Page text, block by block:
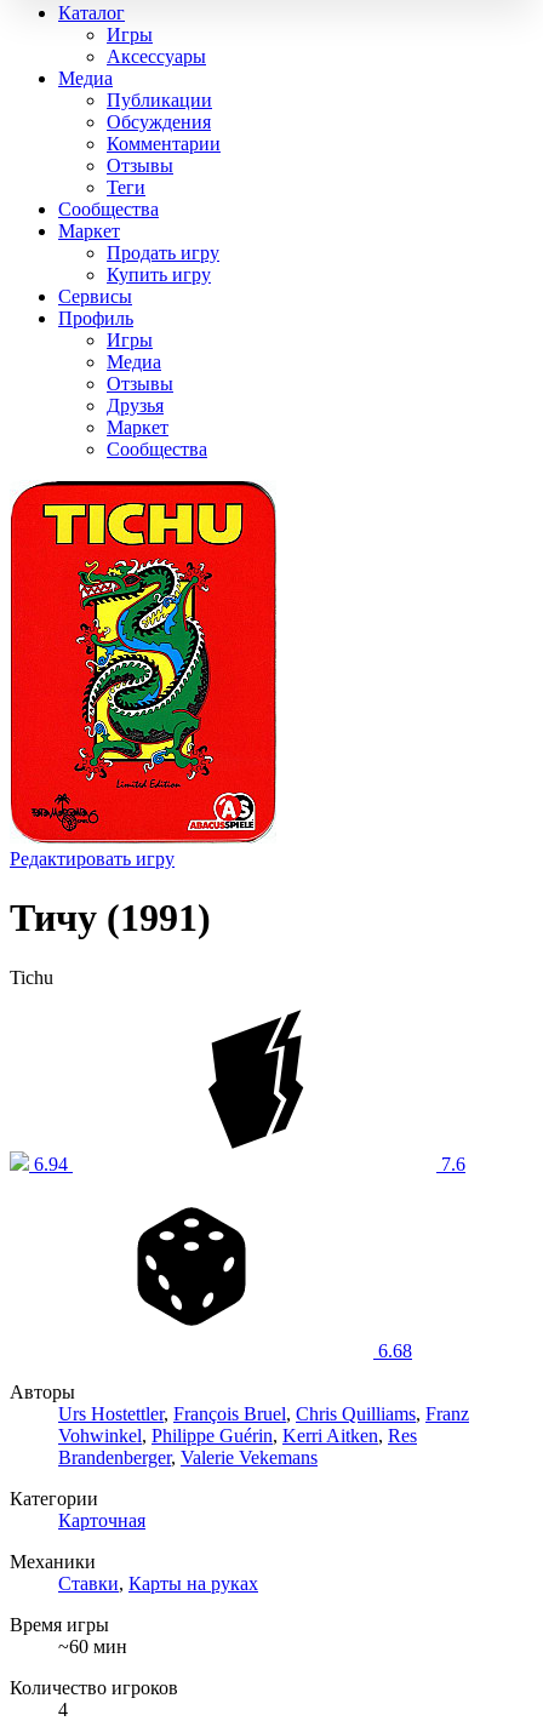
Каталог
Игры
Аксессуары
Медиа
Публикации
Обсуждения
Комментарии
Отзывы
Теги
Сообщества
Маркет
Продать игру
Купить игру
Сервисы
Профиль
Игры
Медиа
Отзывы
Друзья
Маркет
Сообщества
Редактировать игру
Тичу (1991)
Tichu
6.94 7.6
6.68
Авторы
Urs Hostettler, François Bruel, Chris Quilliams, Franz
Vohwinkel, Philippe Guérin, Kerri Aitken, Res
Brandenberger, Valerie Vekemans
Категории
Карточная
Механики
Ставки, Карты на руках
Время игры
~60 мин
Количество игроков
4